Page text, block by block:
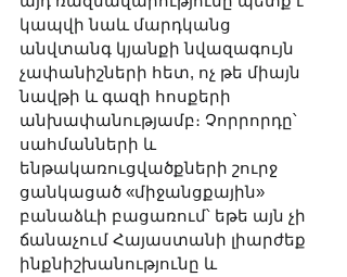
կապվի նաև մարդկանց
անվտանգ կյանքի նվազագույն
չափանիշների հետ, ոչ թե միայն
նավթի և գազի հոսքերի
անխափանությամբ։ Չորրորդը՝
սահմանների և
ենթակառուցվածքների շուրջ
ցանկացած «միջանցքային»
բանաձևի բացառում՝ եթե այն չի
ճանաչում Հայաստանի լիարժեք
ինքնիշխանությունը և